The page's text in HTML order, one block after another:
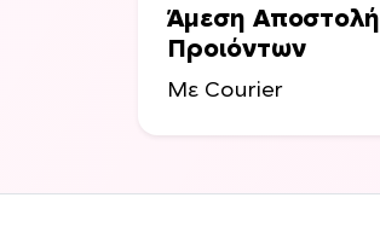
Άμεση Αποστολή
Προιόντων
Με Courier